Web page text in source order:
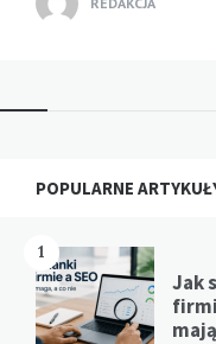
Widgets
POPULARNE
1
Jak